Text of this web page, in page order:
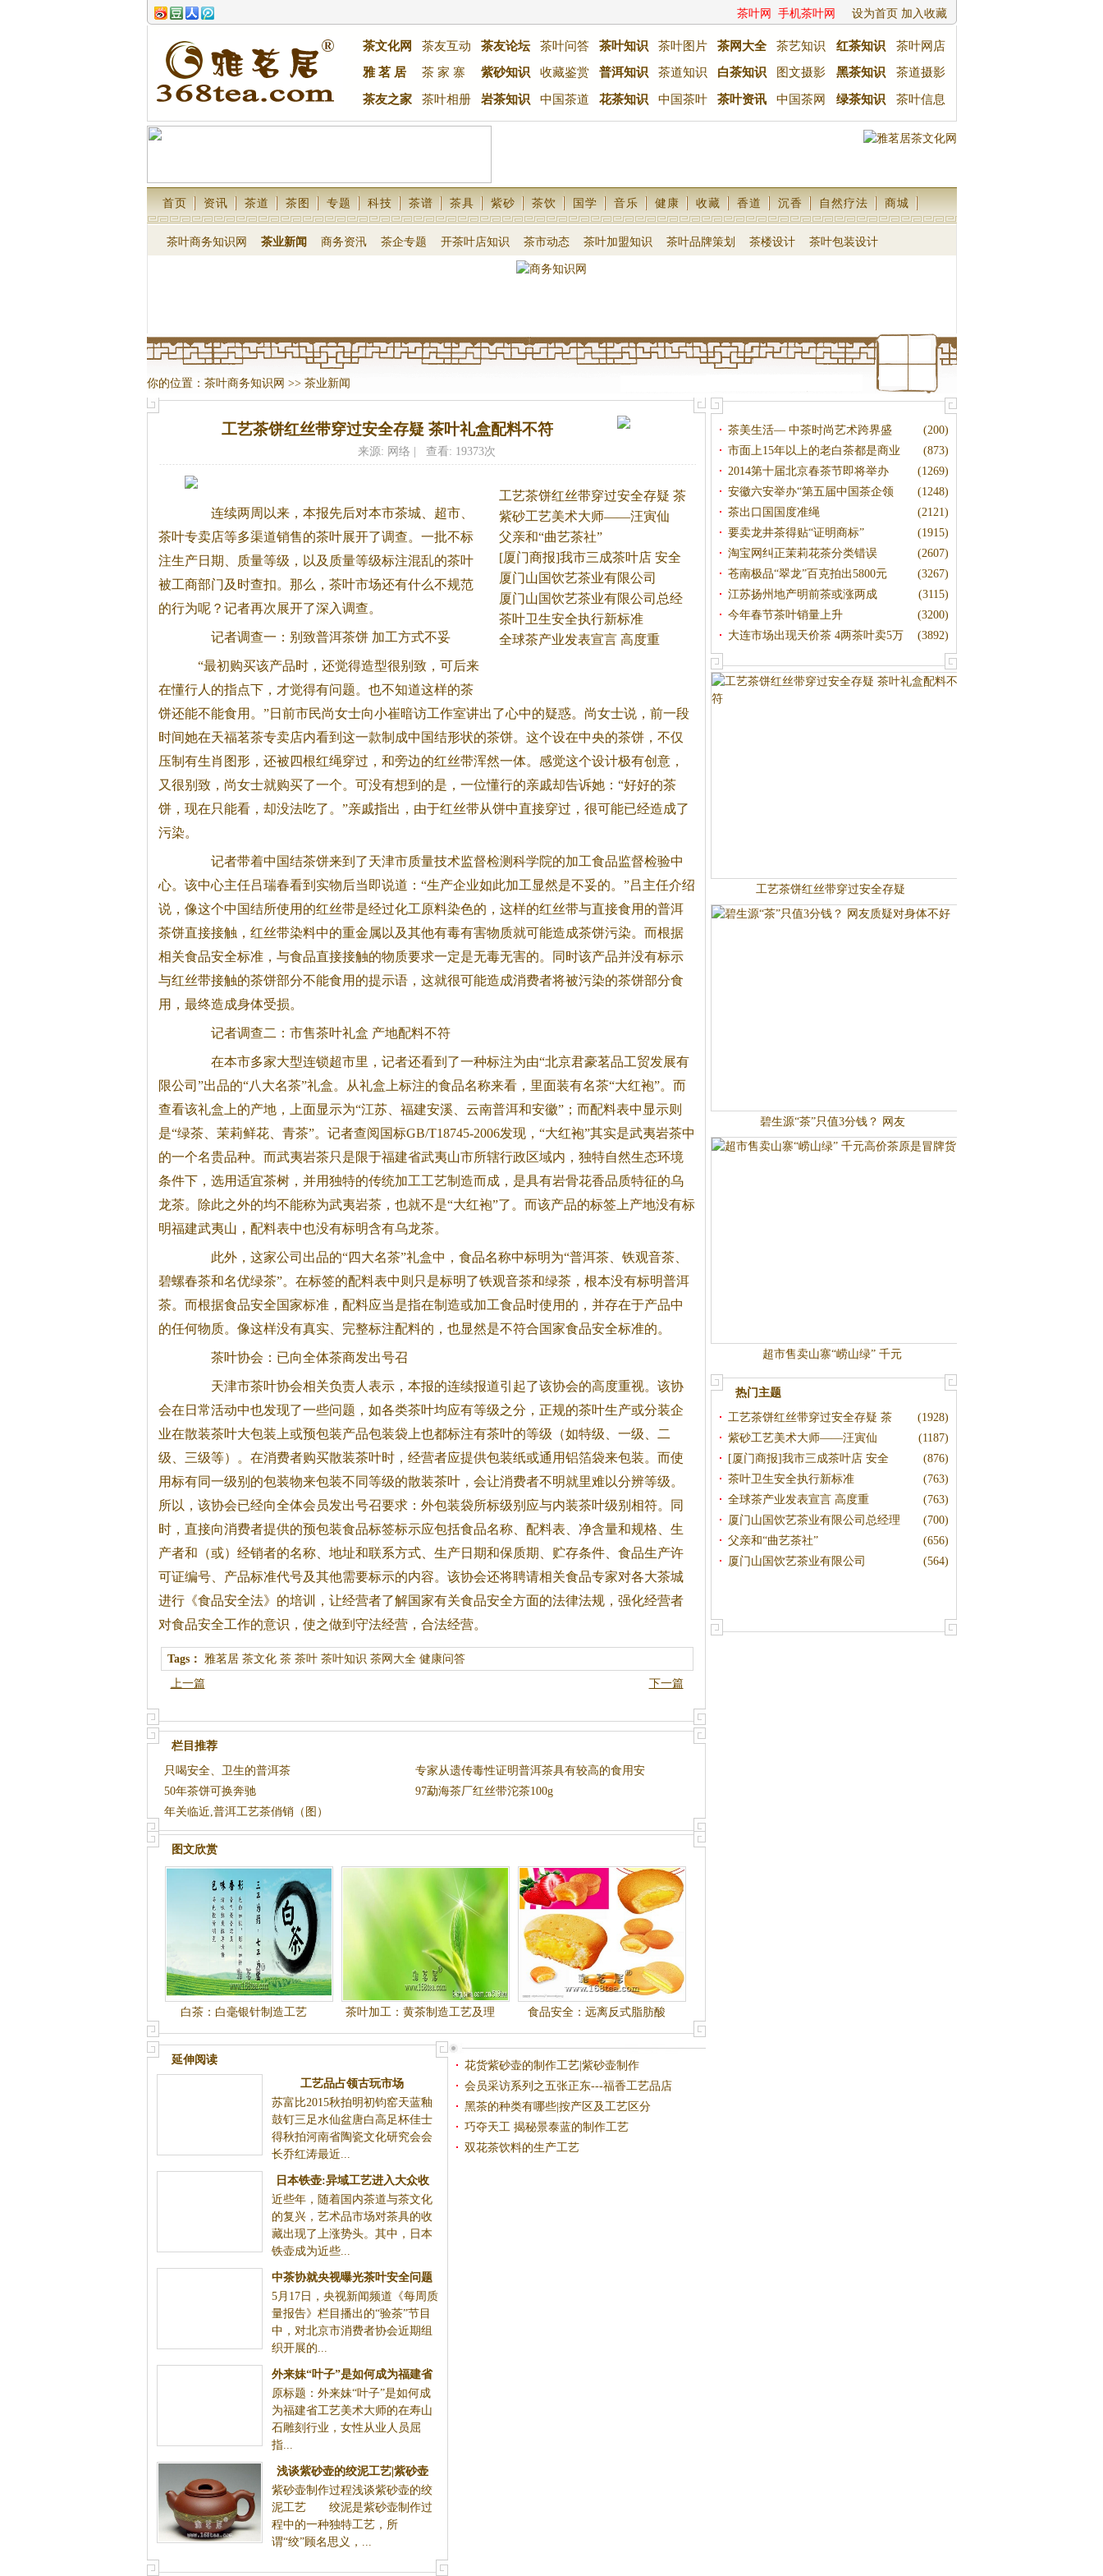
茶叶网 手机茶叶网 设为首页 加入收藏
茶文化网 茶友互动 茶友论坛 茶叶问答 茶叶知识 茶叶图片 茶网大全 茶艺知识 红茶知识
茶叶网店
雅 茗 居
茶 家 寨 紫砂知识 收藏鉴赏 普洱知识 茶道知识 白茶知识 图文摄影 黑茶知识 茶道摄影
茶友之家 茶叶相册 岩茶知识 中国茶道 花茶知识 中国茶叶 茶叶资讯 中国茶网 绿茶知识 茶叶信息
首页 资讯 茶道 茶图 专题 科技 茶谱 茶具 紫砂 茶饮 国学 音乐 健康 收藏 香道 沉香 自然疗法 商城
茶叶商务知识网 茶业新闻 商务资汛 茶企专题 开茶叶店知识 茶市动态 茶叶加盟知识 茶叶品牌策划 茶楼设计 茶叶包装设计
你的位置： 茶叶商务知识网 >> 茶业新闻
工艺茶饼红丝带穿过安全存疑 茶叶礼盒配料不符
来源: 网络 | 查看: 19373次
工艺茶饼红丝带穿过安全存疑 茶
紫砂工艺美术大师——汪寅仙
父亲和“曲艺茶社”
[厦门商报]我市三成茶叶店 安全
厦门山国饮艺茶业有限公司
厦门山国饮艺茶业有限公司总经
理
茶叶卫生安全执行新标准
全球茶产业发表宣言 高度重
连续两周以来，本报先后对本市茶城、超市、
茶叶专卖店等多渠道销售的茶叶展开了调查。 一批不标
注生产日期、质量等级，以及质量等级标注混乱的茶叶
被工商部门及时查扣。那么，茶叶市场还有什么不规范
的行为呢？记者再次展开了深入调查。
记者调查一：别致普洱茶饼 加工方式不妥
“最初购买该产品时，还觉得造型很别致，可后来
在懂行人的指点下，才觉得有问题。也不知道这样的茶
饼还能不能食用。”日前市民尚女士向小崔暗访工作室讲出了心中的疑惑。尚女士说，前一段
时间她在天福茗茶专卖店内看到这一款制成中国结形状的茶饼。这个设在中央的茶饼，不仅
压制有生肖图形，还被四根红绳穿过，和旁边的红丝带浑然一体。感觉这个设计极有创意，
又很别致，尚女士就购买了一个。可没有想到的是，一位懂行的亲戚却告诉她：“好好的茶
饼，现在只能看，却没法吃了。”亲戚指出，由于红丝带从饼中直接穿过，很可能已经造成了
污染。
记者带着中国结茶饼来到了天津市质量技术监督检测科学院的加工食品监督检验中
心。该中心主任吕瑞春看到实物后当即说道：“生产企业如此加工显然是不妥的。”吕主任介绍
说，像这个中国结所使用的红丝带是经过化工原料染色的，这样的红丝带与直接食用的普洱
茶饼直接接触，红丝带染料中的重金属以及其他有毒有害物质就可能造成茶饼污染。而根据
相关食品安全标准，与食品直接接触的物质要求一定是无毒无害的。同时该产品并没有标示
与红丝带接触的茶饼部分不能食用的提示语，这就很可能造成消费者将被污染的茶饼部分食
用，最终造成身体受损。
记者调查二：市售茶叶礼盒 产地配料不符
在本市多家大型连锁超市里，记者还看到了一种标注为由“北京君豪茗品工贸发展有
限公司”出品的“八大名茶”礼盒。从礼盒上标注的食品名称来看，里面装有名茶“大红袍”。而
查看该礼盒上的产地，上面显示为“江苏、福建安溪、云南普洱和安徽”；而配料表中显示则
是“绿茶、茉莉鲜花、青茶”。记者查阅国标GB/T18745-2006发现，“大红袍”其实是武夷岩茶中
的一个名贵品种。而武夷岩茶只是限于福建省武夷山市所辖行政区域内，独特自然生态环境
条件下，选用适宜茶树，并用独特的传统加工工艺制造而成，是具有岩骨花香品质特征的乌
龙茶。除此之外的均不能称为武夷岩茶，也就不是“大红袍”了。而该产品的标签上产地没有标
明福建武夷山，配料表中也没有标明含有乌龙茶。
此外，这家公司出品的“四大名茶”礼盒中，食品名称中标明为“普洱茶、铁观音茶、
碧螺春茶和名优绿茶”。在标签的配料表中则只是标明了铁观音茶和绿茶，根本没有标明普洱
茶。而根据食品安全国家标准，配料应当是指在制造或加工食品时使用的，并存在于产品中
的任何物质。像这样没有真实、完整标注配料的，也显然是不符合国家食品安全标准的。
茶叶协会：已向全体茶商发出号召
天津市茶叶协会相关负责人表示，本报的连续报道引起了该协会的高度重视。该协
会在日常活动中也发现了一些问题，如各类茶叶均应有等级之分，正规的茶叶生产或分装企
业在散装茶叶大包装上或预包装产品包装袋上也都标注有茶叶的等级（如特级、一级、二
级、三级等）。在消费者购买散装茶叶时，经营者应提供包装纸或通用铝箔袋来包装。而使
用标有同一级别的包装物来包装不同等级的散装茶叶，会让消费者不明就里难以分辨等级。
所以，该协会已经向全体会员发出号召要求：外包装袋所标级别应与内装茶叶级别相符。同
时，直接向消费者提供的预包装食品标签标示应包括食品名称、配料表、净含量和规格、生
产者和（或）经销者的名称、地址和联系方式、生产日期和保质期、贮存条件、食品生产许
可证编号、产品标准代号及其他需要标示的内容。该协会还将聘请相关食品专家对各大茶城
进行《食品安全法》的培训，让经营者了解国家有关食品安全方面的法律法规，强化经营者
对食品安全工作的意识，使之做到守法经营，合法经营。
Tags： 雅茗居 茶文化 茶 茶叶 茶叶知识 茶网大全 健康问答
上一篇
下一篇
栏目推荐
只喝安全、卫生的普洱茶
专家从遗传毒性证明普洱茶具有较高的食用安
全性
50年茶饼可换奔驰
97勐海茶厂红丝带沱茶100g
年关临近,普洱工艺茶俏销（图）
图文欣赏
白茶：白毫银针制造工艺
茶叶加工：黄茶制造工艺及理
化变化
食品安全：远离反式脂肪酸
延伸阅读
工艺品占领古玩市场
苏富比2015秋拍明初钧窑天蓝釉鼓钉三足水仙盆唐白高
足杯佳士得秋拍河南省陶瓷文化研究会会长乔红涛最
近...
日本铁壶:异域工艺进入大众收
近些年，随着国内茶道与茶文化的复兴，艺术品市场对
茶具的收藏出现了上涨势头。其中，日本铁壶成为近
中茶协就央视曝光茶叶安全问题
5月17日，央视新闻频道《每周质量报告》栏目播出
的“验茶”节目中，对北京市消费者协会近期组织开展
外来妹“叶子”是如何成为福建省
工艺美术大师的
原标题：外来妹“叶子”是如何成为福建省工艺美术大师
的在寿山石雕刻行业，女性从业人员屈指...
浅谈紫砂壶的绞泥工艺|紫砂壶
制作过程
紫砂壶制作过程浅谈紫砂壶的绞
泥工艺 绞泥是紫砂壶制作过
程中的一种独特工艺，所
谓“绞”顾名思义，...
花货紫砂壶的制作工艺|紫砂壶制作
会员采访系列之五张正东---福香工艺品店
（上）
黑茶的种类有哪些|按产区及工艺区分
巧夺天工 揭秘景泰蓝的制作工艺
双花茶饮料的生产工艺
(200)
茶美生活— 中茶时尚艺术跨界盛
(873)
市面上15年以上的老白茶都是商业
(1269)
2014第十届北京春茶节即将举办
(1248)
安徽六安举办“第五届中国茶企领
(2121)
茶出口国国度准绳
(1915)
要卖龙井茶得贴“证明商标”
(2607)
淘宝网纠正茉莉花茶分类错误
(3267)
苍南极品“翠龙”百克拍出5800元
(3115)
江苏扬州地产明前茶或涨两成
(3200)
今年春节茶叶销量上升
(3892)
大连市场出现天价茶 4两茶叶卖5万
工艺茶饼红丝带穿过安全存疑
碧生源“茶”只值3分钱？ 网友
超市售卖山寨“崂山绿” 千元
热门主题
(1928)
工艺茶饼红丝带穿过安全存疑 茶
(1187)
紫砂工艺美术大师——汪寅仙
(876)
[厦门商报]我市三成茶叶店 安全
(763)
茶叶卫生安全执行新标准
(763)
全球茶产业发表宣言 高度重
(700)
厦门山国饮艺茶业有限公司总经理
(656)
父亲和“曲艺茶社”
(564)
厦门山国饮艺茶业有限公司